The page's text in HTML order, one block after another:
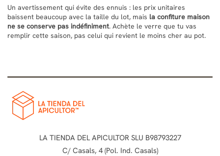
Un avertissement qui évite des ennuis : les prix unitaires
baissent beaucoup avec la taille du lot, mais la confiture maison
ne se conserve pas indéfiniment. Achète le verre que tu vas
remplir cette saison, pas celui qui revient le moins cher au pot.
LA TIENDA DEL APICULTOR SLU B98793227
C/ Casals, 4 (Pol. Ind. Casals)